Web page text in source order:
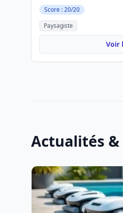
Score : 20/20
Paysagiste
Voir
Actualités &